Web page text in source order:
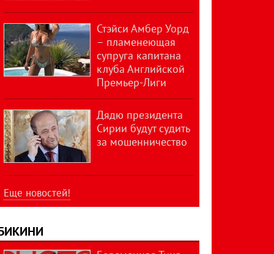
Стэйси Амбер Уорд
– пламенеющая
супруга капитана
клуба Английской
Премьер-Лиги
Дядю президента
Сирии будут судить
за мошенничество
Еще новостей!